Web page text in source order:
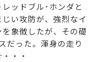
ッドブル･ホンダと
い攻防が、強烈なイ
象徴したが、その礎
だった。渾身の走り
・・